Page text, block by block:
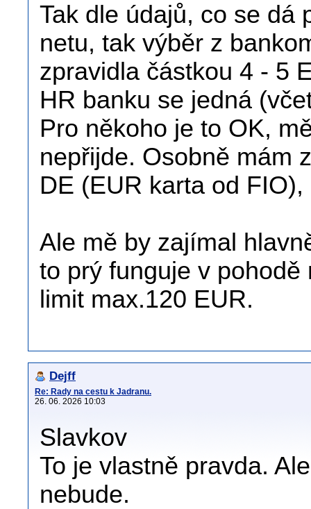
Tak dle údajů, co se dá
netu, tak výběr z
zpravidla částkou 4 - 5
HR banku se jedná
Pro někoho je to OK,
nepřijde. Osobně mám
DE (EUR karta od
Ale mě by zajímal
to prý funguje v
limit max.120 EUR.
Dejff
Re: Rady na cestu k Jadranu.
26. 06. 2026 10:03
Slavkov
To je vlastně pravda.
nebude.